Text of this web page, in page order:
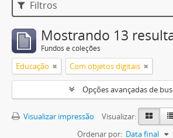
Filtros
Mostrando 13
Fundos e coleções
Educação Com objetos digitais
Opções avançadas de
Visualizar impressão
Visualizar:
Ordenar por: Data final